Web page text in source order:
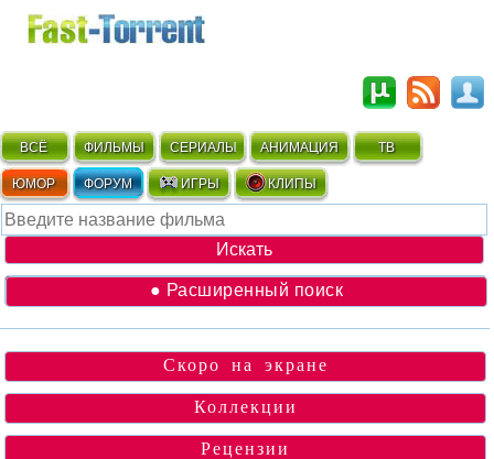
ВСЁ ФИЛЬМЫ СЕРИАЛЫ АНИМАЦИЯ ТВ
ЮМОР ФОРУМ ИГРЫ КЛИПЫ
● Расширенный поиск
Скоро на экране
Коллекции
Рецензии